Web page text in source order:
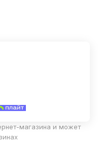
магазина и может